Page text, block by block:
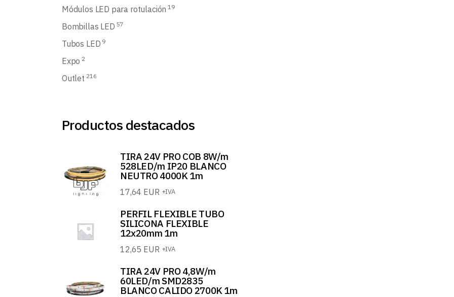
Módulos LED para rotulación 19
Bombillas LED 57
Tubos LED 9
Expo 2
Outlet 216
Productos destacados
TIRA 24V PRO COB 8W/m
528LED/m IP20 BLANCO
NEUTRO 4000K 1m
17,64 EUR +IVA
PERFIL FLEXIBLE TUBO
SILICONA FLEXIBLE
12x20mm 1m
12,65 EUR +IVA
TIRA 24V PRO 4,8W/m
60LED/m SMD2835
BLANCO CALIDO 2700K 1m